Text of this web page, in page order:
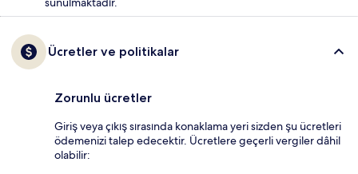
Ücretler ve politikalar
Zorunlu ücretler
Giriş veya çıkış sırasında konaklama yeri sizden şu ücretleri
ödemenizi talep edecektir. Ücretlere geçerli vergiler dâhil
olabilir: